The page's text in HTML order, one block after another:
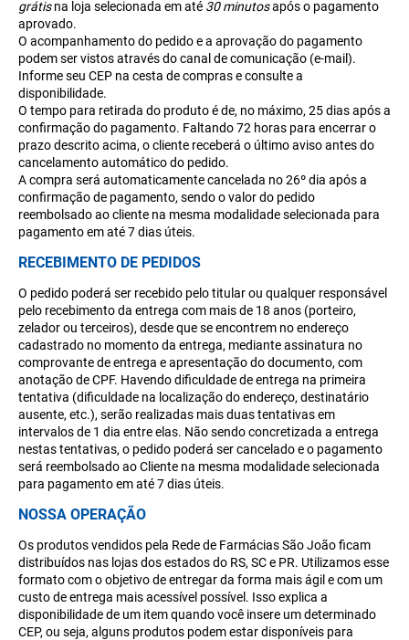
grátisna loja selecionada em até 30 minutosapós o pagamento
aprovado.
O acompanhamento do pedido e a aprovação do pagamento
podem ser vistos através do canal de comunicação (e-mail).
Informe seu CEP na cesta de compras e consulte a
disponibilidade.
O tempo para retirada do produto é de, no máximo, 25 dias após a
confirmação do pagamento. Faltando 72 horas para encerrar o
prazo descrito acima, o cliente receberá o último aviso antes do
cancelamento automático do pedido.
A compra será automaticamente cancelada no 26º dia após a
confirmação de pagamento, sendo o valor do pedido
reembolsado ao cliente na mesma modalidade selecionada para
pagamento em até 7 dias úteis.
RECEBIMENTO DE PEDIDOS
O pedido poderá ser recebido pelo titular ou qualquer responsável
pelo recebimento da entrega com mais de 18 anos (porteiro,
zelador ou terceiros), desde que se encontrem no endereço
cadastrado no momento da entrega, mediante assinatura no
comprovante de entrega e apresentação do documento, com
anotação de CPF. Havendo dificuldade de entrega na primeira
tentativa (dificuldade na localização do endereço, destinatário
ausente, etc.), serão realizadas mais duas tentativas em
intervalos de 1 dia entre elas. Não sendo concretizada a entrega
nestas tentativas, o pedido poderá ser cancelado e o pagamento
será reembolsado ao Cliente na mesma modalidade selecionada
para pagamento em até 7 dias úteis.
NOSSA OPERAÇÃO
Os produtos vendidos pela Rede de Farmácias São João ficam
distribuídos nas lojas dos estados do RS, SC e PR. Utilizamos esse
formato com o objetivo de entregar da forma mais ágil e com um
custo de entrega mais acessível possível. Isso explica a
disponibilidade de um item quando você insere um determinado
CEP, ou seja, alguns produtos podem estar disponíveis para